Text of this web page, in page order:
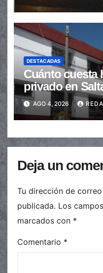
DESTACADAS
Cuánto cuesta
privado en
de $110.000 a
AGO 4, 2026
Deja un
Tu dirección de
publicada. Los
marcados con *
Comentario *